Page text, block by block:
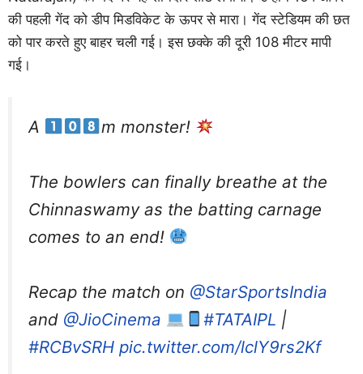
की पहली गेंद को डीप मिडविकेट के ऊपर से मारा। गेंद स्टेडियम की छत
को पार करते हुए बाहर चली गई। इस छक्के की दूरी 108 मीटर मापी
गई।
A m monster!
The bowlers can finally breathe at the
Chinnaswamy as the batting carnage
comes to an end!
Recap the match on @StarSportsIndia
and @JioCinema #TATAIPL |
#RCBvSRH pic.twitter.com/lclY9rs2Kf